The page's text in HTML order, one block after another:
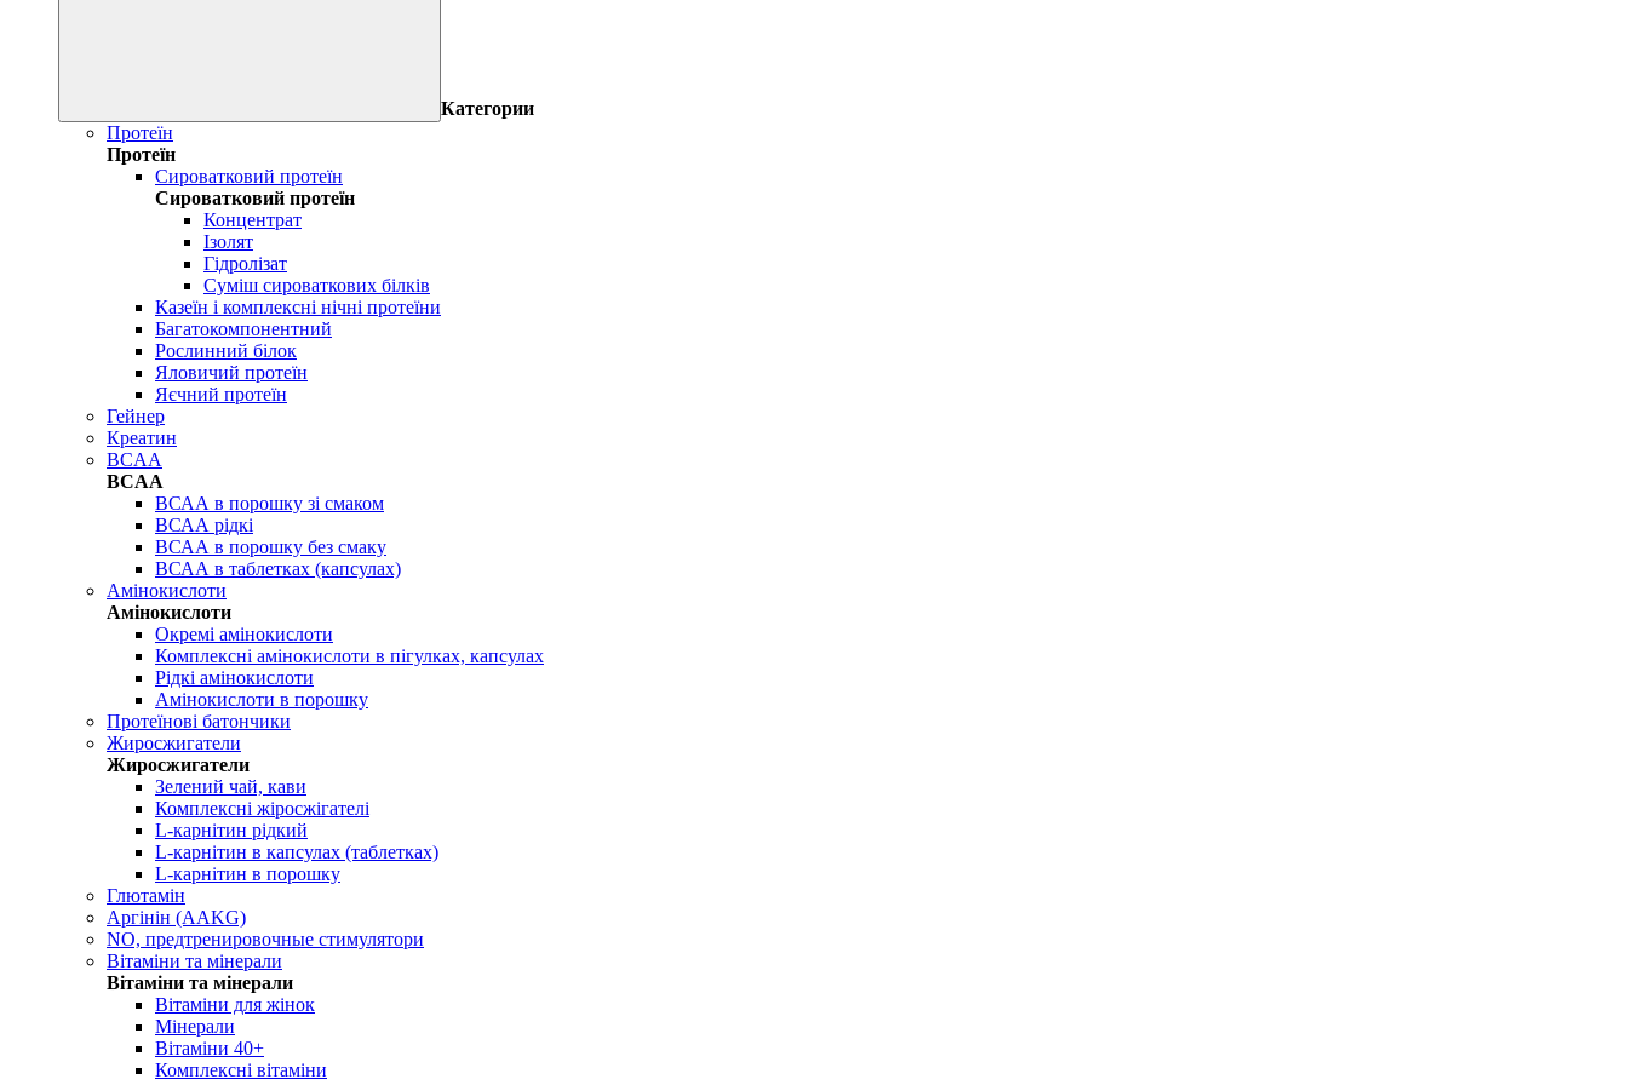
Категории
Протеїн
Протеїн
Сироватковий протеїн
Сироватковий протеїн
Концентрат
Ізолят
Гідролізат
Суміш сироваткових білків
Казеїн і комплексні нічні протеїни
Багатокомпонентний
Рослинний білок
Яловичий протеїн
Яєчний протеїн
Гейнер
Креатин
BCAA
BCAA
ВСАА в порошку зі смаком
ВСАА рідкі
ВСАА в порошку без смаку
ВСАА в таблетках (капсулах)
Амінокислоти
Амінокислоти
Окремі амінокислоти
Комплексні амінокислоти в пігулках, капсулах
Рідкі амінокислоти
Амінокислоти в порошку
Протеїнові батончики
Жиросжигатели
Жиросжигатели
Зелений чай, кави
Комплексні жіросжігателі
L-карнітин рідкий
L-карнітин в капсулах (таблетках)
L-карнітин в порошку
Глютамін
Аргінін (AAKG)
NO, предтренировочные стимулятори
Вітаміни та мінерали
Вітаміни та мінерали
Вітаміни для жінок
Мінерали
Вітаміни 40+
Комплексні вітаміни